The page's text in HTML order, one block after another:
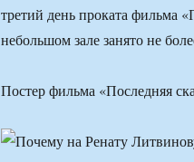
третий день проката фильма
небольшом зале занято не
Постер фильма «Последняя